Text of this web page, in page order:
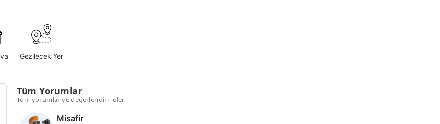
Gezilecek Yer
Tüm Yorumlar
Tüm yorumlar ve değerlendirmeler
Misafir